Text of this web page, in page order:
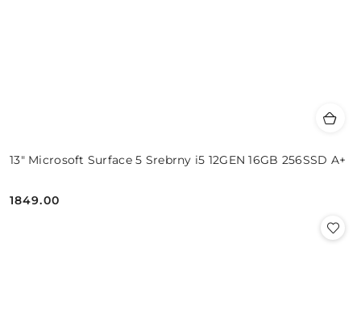
13" Microsoft Surface 5 Srebrny i5 12GEN 16GB 256SSD A+
Cena:
1849.00